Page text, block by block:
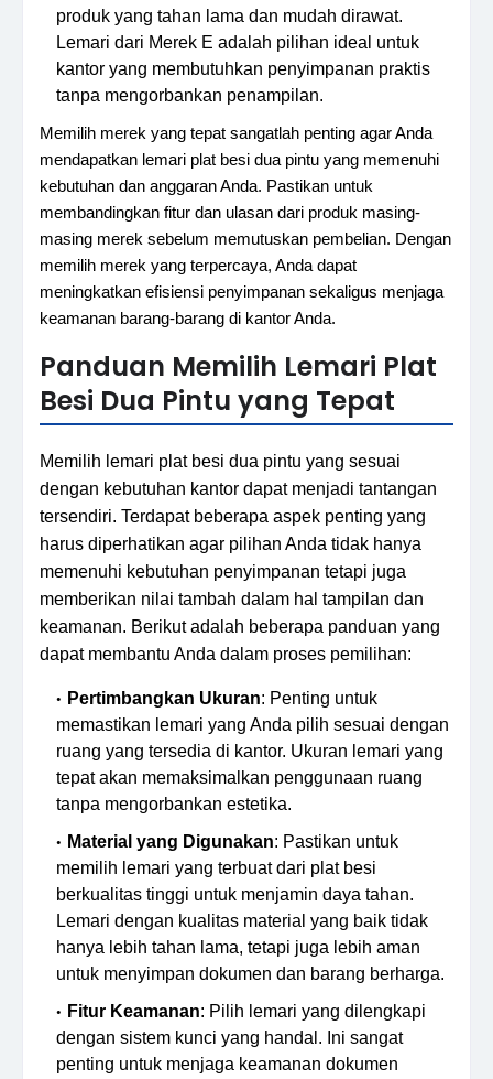
produk yang tahan lama dan mudah dirawat.
Lemari dari Merek E adalah pilihan ideal untuk
kantor yang membutuhkan penyimpanan praktis
tanpa mengorbankan penampilan.
Memilih merek yang tepat sangatlah penting agar Anda
mendapatkan lemari plat besi dua pintu yang memenuhi
kebutuhan dan anggaran Anda. Pastikan untuk
membandingkan fitur dan ulasan dari produk masing-
masing merek sebelum memutuskan pembelian. Dengan
memilih merek yang terpercaya, Anda dapat
meningkatkan efisiensi penyimpanan sekaligus menjaga
keamanan barang-barang di kantor Anda.
Panduan Memilih Lemari Plat
Besi Dua Pintu yang Tepat
Memilih lemari plat besi dua pintu yang sesuai
dengan kebutuhan kantor dapat menjadi tantangan
tersendiri. Terdapat beberapa aspek penting yang
harus diperhatikan agar pilihan Anda tidak hanya
memenuhi kebutuhan penyimpanan tetapi juga
memberikan nilai tambah dalam hal tampilan dan
keamanan. Berikut adalah beberapa panduan yang
dapat membantu Anda dalam proses pemilihan:
Pertimbangkan Ukuran: Penting untuk
memastikan lemari yang Anda pilih sesuai dengan
ruang yang tersedia di kantor. Ukuran lemari yang
tepat akan memaksimalkan penggunaan ruang
tanpa mengorbankan estetika.
Material yang Digunakan: Pastikan untuk
memilih lemari yang terbuat dari plat besi
berkualitas tinggi untuk menjamin daya tahan.
Lemari dengan kualitas material yang baik tidak
hanya lebih tahan lama, tetapi juga lebih aman
untuk menyimpan dokumen dan barang berharga.
Fitur Keamanan: Pilih lemari yang dilengkapi
dengan sistem kunci yang handal. Ini sangat
penting untuk menjaga keamanan dokumen